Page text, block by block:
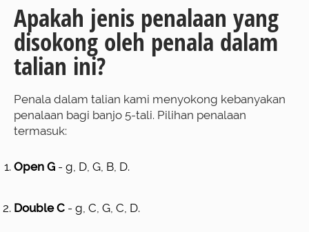
Apakah jenis penalaan yang
disokong oleh penala dalam
talian ini?
Penala dalam talian kami menyokong kebanyakan
penalaan bagi banjo 5-tali. Pilihan penalaan
termasuk:
Open G - g, D, G, B, D.
Double C - g, C, G, C, D.